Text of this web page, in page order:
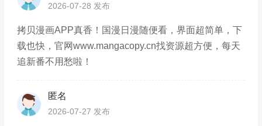
2026-07-28 发布
拷贝漫画APP真香！国漫日漫随便看，界面超简单，下
载也快，官网www.mangacopy.cn找资源超方便，每天
追新番不用愁啦！
匿名
2026-07-27 发布